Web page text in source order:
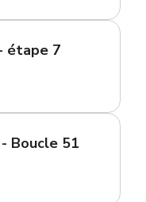
étape 7
Boucle 51